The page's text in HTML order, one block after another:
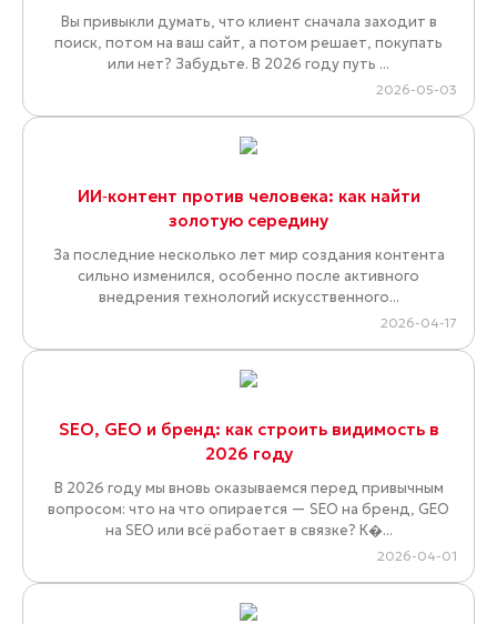
Вы привыкли думать, что клиент сначала заходит в
поиск, потом на ваш сайт, а потом решает, покупать
или нет? Забудьте. В 2026 году путь ...
2026-05-03
ИИ‑контент против человека: как найти
золотую середину
За последние несколько лет мир создания контента
сильно изменился, особенно после активного
внедрения технологий искусственного...
2026-04-17
SEO, GEO и бренд: как строить видимость в
2026 году
В 2026 году мы вновь оказываемся перед привычным
вопросом: что на что опирается — SEO на бренд, GEO
на SEO или всё работает в связке? К�...
2026-04-01